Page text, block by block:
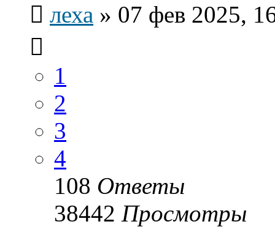
леха » 07 фев 2025,
1
2
3
4
108 Ответы
38442 Просмотры